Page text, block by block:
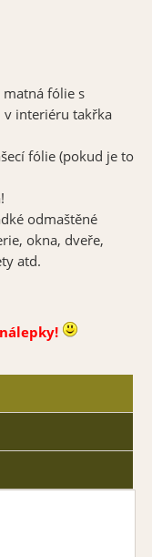
matná fólie s
v interiéru takřka
fólie (pokud je to
odmaštěné
okna, dveře,
atd.